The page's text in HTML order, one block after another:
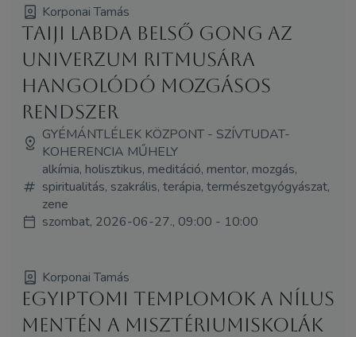
Korponai Tamás
Taiji labda Belső Gong Az
Univerzum ritmusára
hangolódó mozgásos
rendszer
GYÉMÁNTLÉLEK KÖZPONT - SZÍVTUDAT-
KOHERENCIA MŰHELY
alkímia, holisztikus, meditáció, mentor, mozgás,
spiritualitás, szakrális, terápia, természetgyógyászat,
zene
szombat, 2026-06-27., 09:00 - 10:00
Korponai Tamás
Egyiptomi templomok a Nílus
mentén A misztériumiskolák